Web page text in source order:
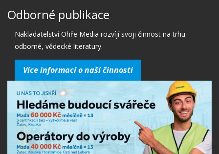
Odborné publikace
Nakladatelství Ohře Media rozvíjí svoji činnost na trhu
odborné, vědecké literatury.
Více informací o naší činnosti